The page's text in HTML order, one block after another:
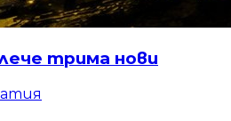
трима нови